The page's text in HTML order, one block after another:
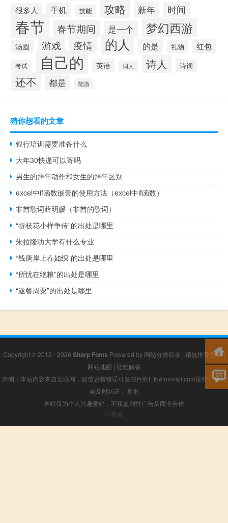
很多人 手机 技能 攻略 新年 时间
春节 春节期间 是一个 梦幻西游
汤圆 游戏 疫情 的人 的是 礼物 红包
考试 自己的 英语 词人 诗人 诗词
还不 都是 陆游
猜你想看的文章
银行培训需要准备什么
大年30快递可以寄吗
男生的拜年动作和女生的拜年区别
excel中if函数嵌套的使用方法（excel中if函数）
非酋歌词薛明媛（非酋的歌词）
“折枝花小样争传”的出处是哪里
朱拉隆功大学有什么专业
“钱唐岸上春如织”的出处是哪里
“所忧在绝粮”的出处是哪里
“遂餐周粟”的出处是哪里
Copyright © 2012 - 2026 Sharp Fonts Powered by 网站分类目录 | 精选推荐文章|
网站地图 | 疑难解答
声明：本站内容来自互联网，如信息有错误可发邮件到f_fb#foxmail.com说明，我们
会及时纠正，谢谢
本站仅为个人兴趣爱好，不接盈利性广告及商业合作
小男孩